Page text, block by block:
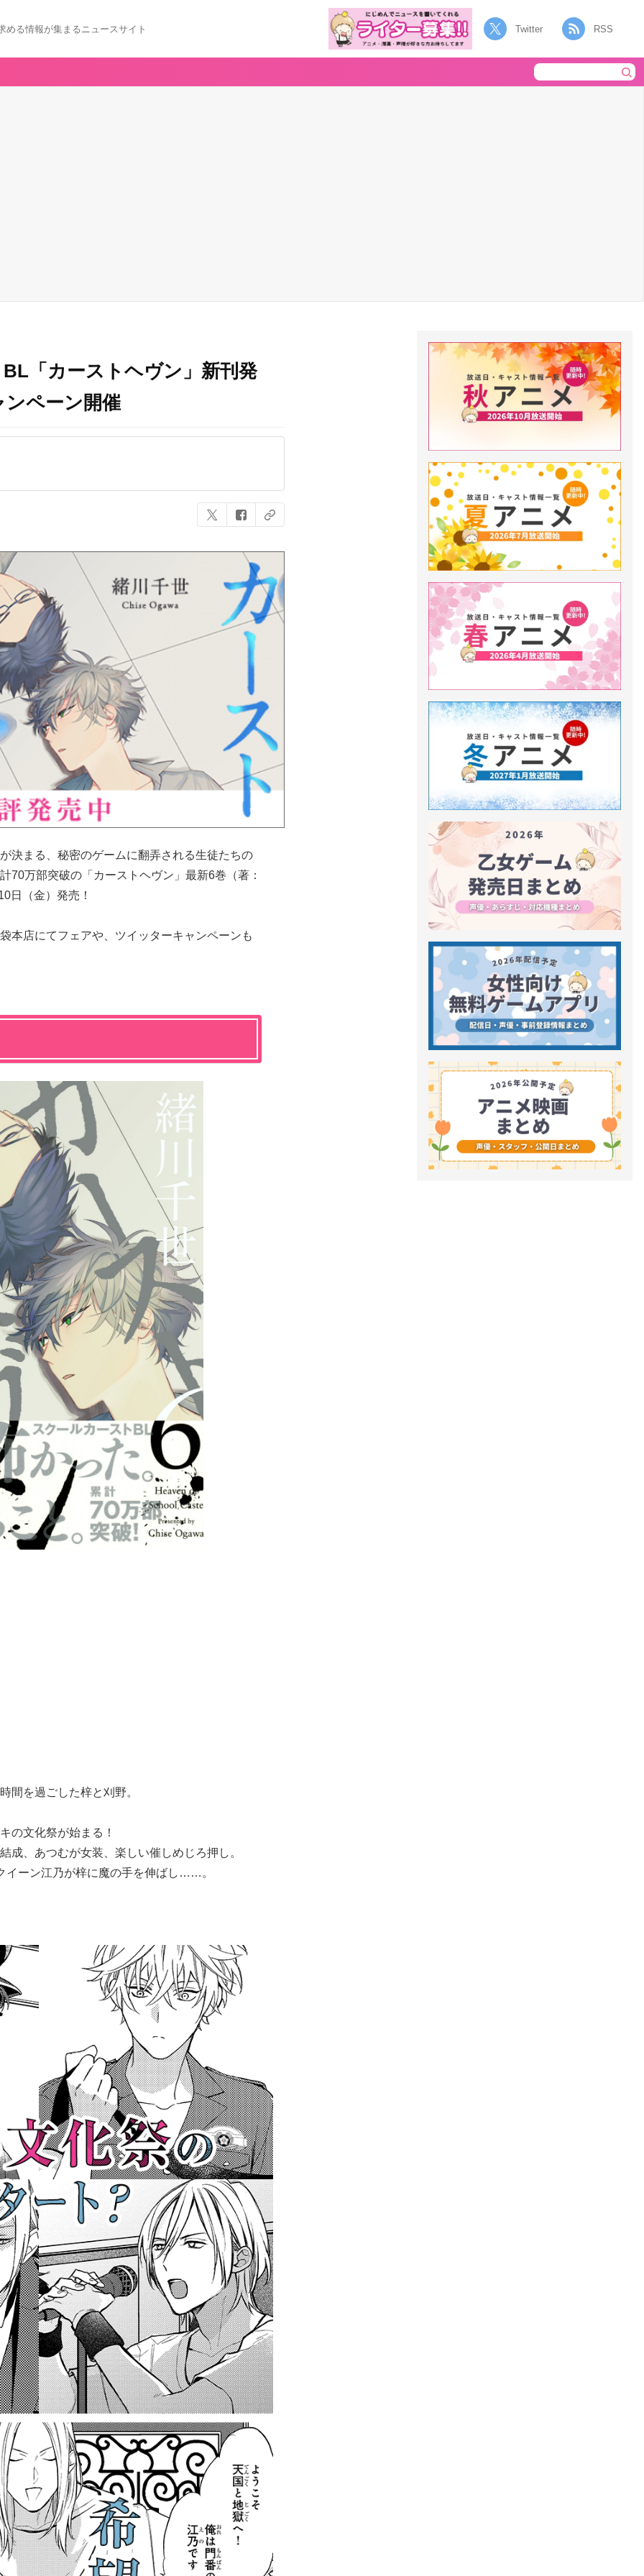
める情報が集まるニュースサイト Twitter RSS
「カーストヘヴン」新刊発
ペーン開催
決まる、秘密のゲームに翻弄される生徒たちの
70万部突破の「カーストヘヴン」最新6巻（著：
日（金）発売！
本店にてフェアや、ツイッターキャンペーンも
間を過ごした梓と刈野。
の文化祭が始まる！
成、あつむが女装、楽しい催しめじろ押し。
イーン江乃が梓に魔の手を伸ばし……。